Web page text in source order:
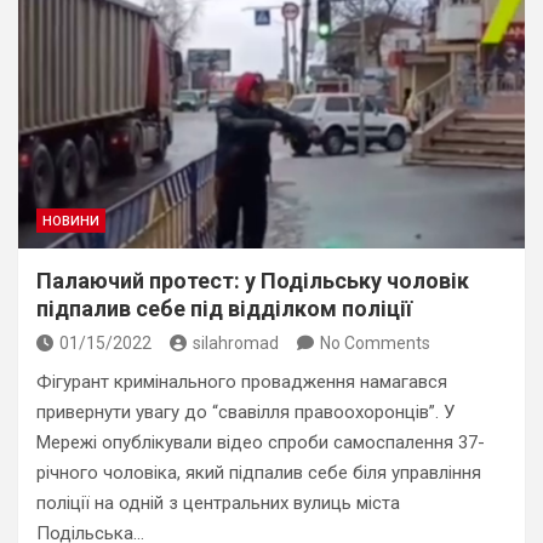
НОВИНИ
Палаючий протест: у Подільську чоловік
підпалив себе під відділком поліції
01/15/2022 silahromad No Comments
Фігурант кримінального провадження намагався
привернути увагу до “свавілля правоохоронців”. У
Мережі опублікували відео спроби самоспалення 37-
річного чоловіка, який підпалив себе біля управління
поліції на одній з центральних вулиць міста
Подільська…